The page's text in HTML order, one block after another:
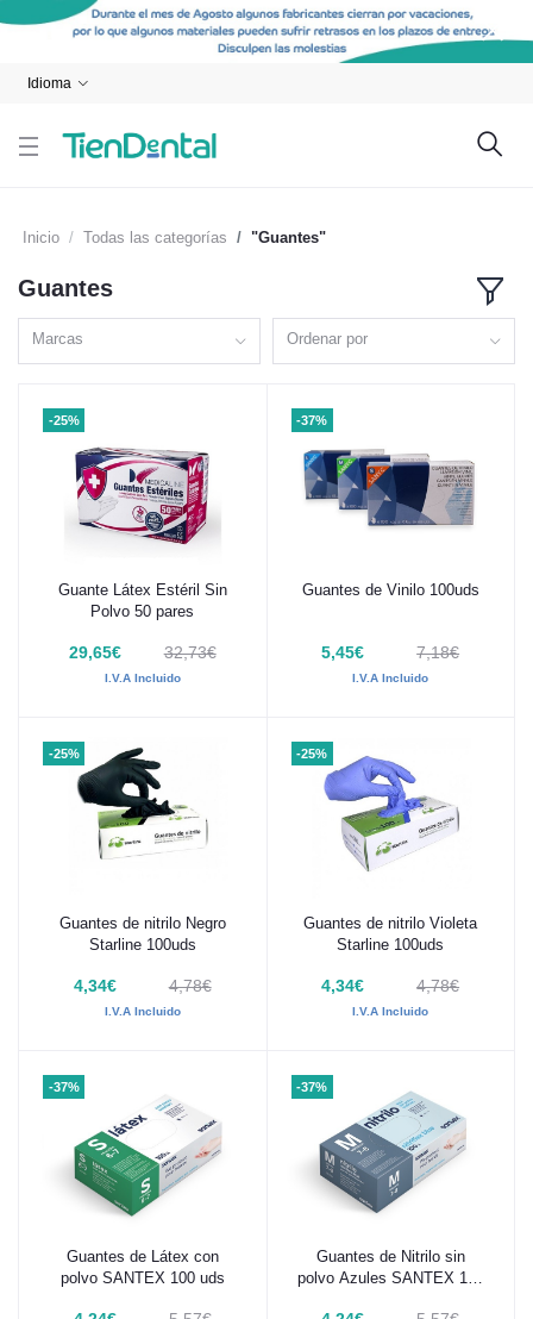
Idioma
Inicio Todas las categorías "Guantes"
Guantes
Marcas Ordenar por
-25%
Añadir al carrito
Guante Látex Estéril Sin
Polvo 50 pares
29,65€ 32,73€
I.V.A Incluido
-37%
Añadir al carrito
Guantes de Vinilo 100uds
5,45€ 7,18€
I.V.A Incluido
-25%
Añadir al carrito
Guantes de nitrilo Negro
Starline 100uds
4,34€ 4,78€
I.V.A Incluido
-25%
Añadir al carrito
Guantes de nitrilo Violeta
Starline 100uds
4,34€ 4,78€
I.V.A Incluido
-37%
Añadir al carrito
Guantes de Látex con
polvo SANTEX 100 uds
-37%
Añadir al carrito
Guantes de Nitrilo sin
polvo Azules SANTEX 100